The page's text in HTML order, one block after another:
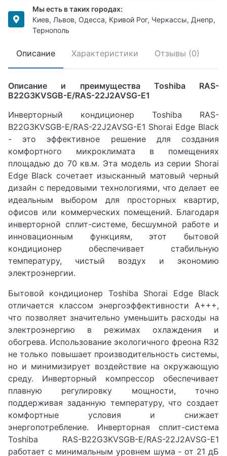
Мы есть в таких городах:
Киев, Львов, Одесса, Кривой Рог, Черкассы, Днепр,
Тернополь
Описание Характеристики Отзывы (0)
Описание и преимущества Toshiba RAS-
B22G3KVSGB-E/RAS-22J2AVSG-E1
Инверторный кондиционер Toshiba RAS-
B22G3KVSGB-E/RAS-22J2AVSG-E1 Shorai Edge Black
- это эффективное решение для создания
комфортного микроклимата в помещениях
площадью до 70 кв.м. Эта модель из серии Shorai
Edge Black сочетает изысканный матовый черный
дизайн с передовыми технологиями, что делает ее
идеальным выбором для просторных квартир,
офисов или коммерческих помещений. Благодаря
инверторной сплит-системе, бесшумной работе и
инновационным функциям, этот бытовой
кондиционер обеспечивает стабильную
температуру, чистый воздух и экономию
электроэнергии.
Бытовой кондиционер Toshiba Shorai Edge Black
отличается классом энергоэффективности A+++,
что позволяет значительно уменьшить расходы на
электроэнергию в режимах охлаждения и
обогрева. Использование экологичного фреона R32
не только повышает производительность системы,
но и минимизирует воздействие на окружающую
среду. Инверторный компрессор обеспечивает
плавную регулировку мощности, точно
поддерживая заданную температуру, что создает
комфортные условия и снижает
энергопотребление. Инверторная сплит-система
Toshiba RAS-B22G3KVSGB-E/RAS-22J2AVSG-E1
работает с минимальным уровнем шума - от 21 дБ